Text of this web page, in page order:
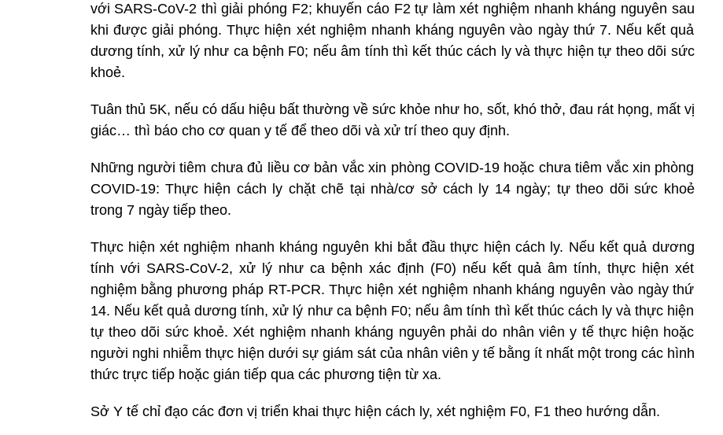
với SARS-CoV-2 thì giải phóng F2; khuyến cáo F2 tự làm xét nghiệm nhanh kháng nguyên sau
khi được giải phóng. Thực hiện xét nghiệm nhanh kháng nguyên vào ngày thứ 7. Nếu kết quả
dương tính, xử lý như ca bệnh F0; nếu âm tính thì kết thúc cách ly và thực hiện tự theo dõi sức
khoẻ.
Tuân thủ 5K, nếu có dấu hiệu bất thường về sức khỏe như ho, sốt, khó thở, đau rát họng, mất vị
giác… thì báo cho cơ quan y tế để theo dõi và xử trí theo quy định.
Những người tiêm chưa đủ liều cơ bản vắc xin phòng COVID-19 hoặc chưa tiêm vắc xin phòng
COVID-19: Thực hiện cách ly chặt chẽ tại nhà/cơ sở cách ly 14 ngày; tự theo dõi sức khoẻ
trong 7 ngày tiếp theo.
Thực hiện xét nghiệm nhanh kháng nguyên khi bắt đầu thực hiện cách ly. Nếu kết quả dương
tính với SARS-CoV-2, xử lý như ca bệnh xác định (F0) nếu kết quả âm tính, thực hiện xét
nghiệm bằng phương pháp RT-PCR. Thực hiện xét nghiệm nhanh kháng nguyên vào ngày thứ
14. Nếu kết quả dương tính, xử lý như ca bệnh F0; nếu âm tính thì kết thúc cách ly và thực hiện
tự theo dõi sức khoẻ. Xét nghiệm nhanh kháng nguyên phải do nhân viên y tế thực hiện hoặc
người nghi nhiễm thực hiện dưới sự giám sát của nhân viên y tế bằng ít nhất một trong các hình
thức trực tiếp hoặc gián tiếp qua các phương tiện từ xa.
Sở Y tế chỉ đạo các đơn vị triển khai thực hiện cách ly, xét nghiệm F0, F1 theo hướng dẫn.